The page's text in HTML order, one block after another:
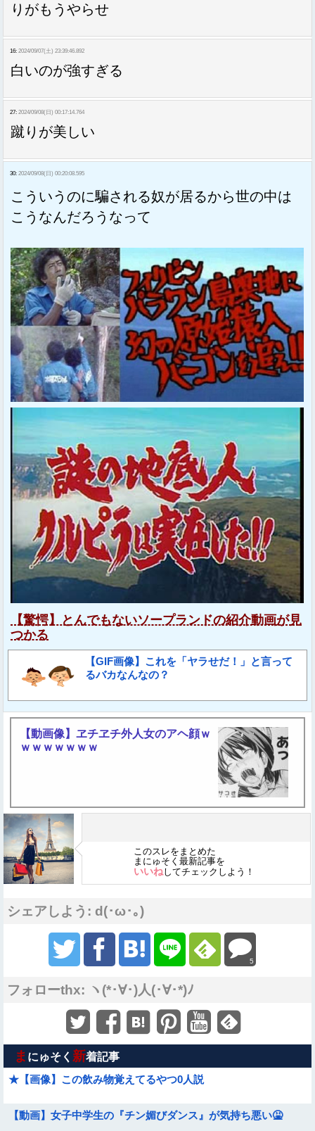
りがもうやらせ
16: 2024/09/07(土) 23:39:46.892
白いのが強すぎる
27: 2024/09/08(日) 00:17:14.764
蹴りが美しい
30: 2024/09/08(日) 00:20:08.595
こういうのに騙される奴が居るから世の中は
こうなんだろうなって
【驚愕】とんでもないソープランドの紹介動画が見
つかる
【GIF画像】これを「ヤラせだ！」と言って
るバカなんなの？
【動画像】ヱチヱチ外人女のアヘ顔ｗ
ｗｗｗｗｗｗｗ
このスレをまとめた
まにゅそく最新記事を
いいねしてチェックしよう！
シェアしよう: d(･ω･｡)
5
フォローthx: ヽ(*･∀･)人(･∀･*)ﾉ
ま にゅそく 新着記事
★【画像】この飲み物覚えてるやつ0人説
【動画】女子中学生の『チン媚びダンス』が気持ち悪い🤮